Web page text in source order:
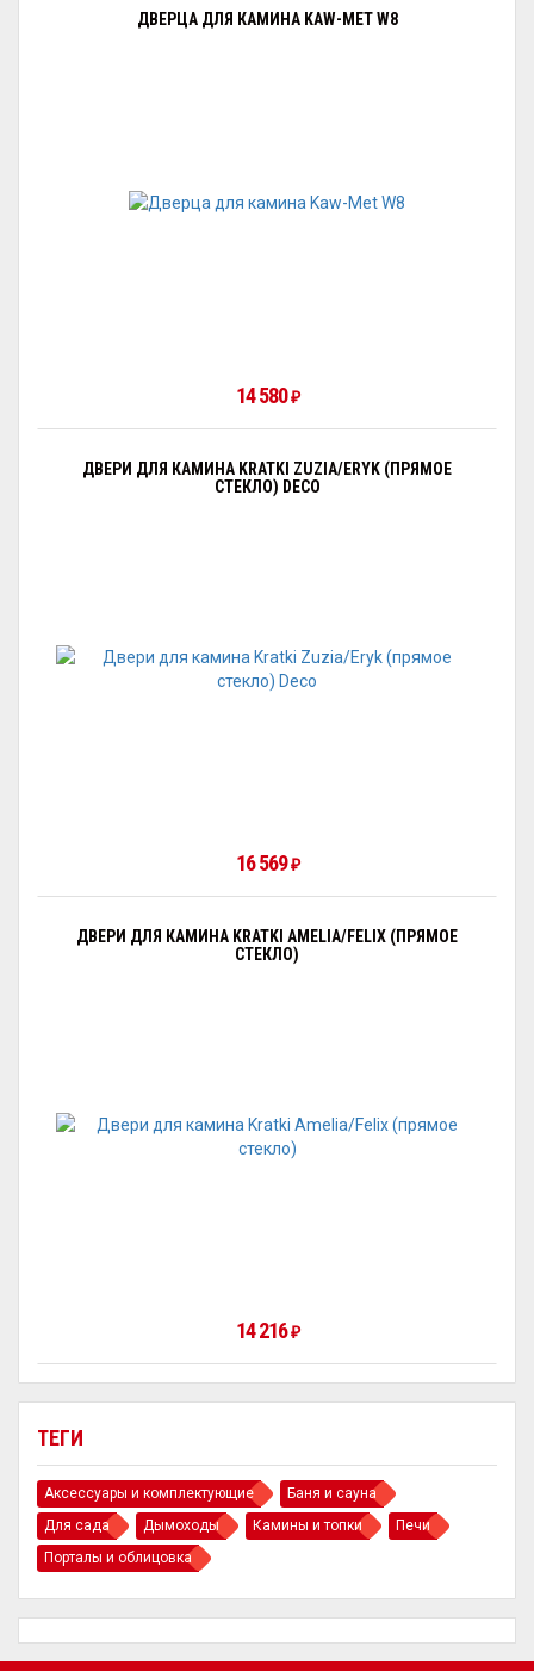
ТЕГИ
Аксессуары и комплектующие
Баня и сауна
Для сада
Дымоходы Камины и топки
Печи
Порталы и облицовка
ДВЕРЦА ДЛЯ КАМИНА KAW-MET W8
14 580 ₽
ДВЕРИ ДЛЯ КАМИНА KRATKI ZUZIA/ERYK (ПРЯМОЕ
СТЕКЛО) DECO
16 569 ₽
ДВЕРИ ДЛЯ КАМИНА KRATKI AMELIA/FELIX (ПРЯМОЕ
СТЕКЛО)
14 216 ₽